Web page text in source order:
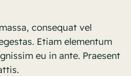
consequat vel
Etiam elementum
eu in ante. Praesent